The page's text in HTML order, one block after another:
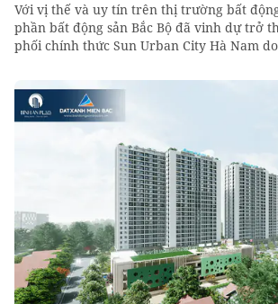
Với vị thế và uy tín trên thị trường bất
phần bất động sản Bắc Bộ đã vinh dự trở
phối chính thức Sun Urban City Hà Nam